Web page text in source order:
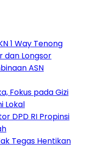
1 Way Tenong
dan Longsor
ASN
Fokus pada Gizi
Lokal
DPD RI Propinsi
Tegas Hentikan